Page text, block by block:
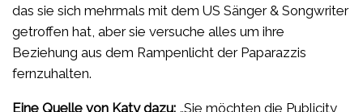
das sie sich mehrmals mit dem US Sänger & Songwriter
getroffen hat, aber sie versuche alles um ihre
Beziehung aus dem Rampenlicht der Paparazzis
fernzuhalten.
Eine Quelle von Katy dazu: „Sie möchten die Publicity